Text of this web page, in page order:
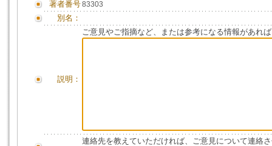
著者番号83303
別名：
説明：
ご意見やご指摘など、または参考になる情報があれ
連絡先を教えていただければ、ご意見について連絡